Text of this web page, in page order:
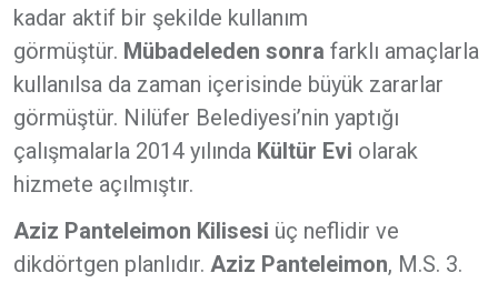
kadar aktif bir şekilde kullanım
görmüştür. Mübadeleden sonra farklı amaçlarla
kullanılsa da zaman içerisinde büyük zararlar
görmüştür. Nilüfer Belediyesi’nin yaptığı
çalışmalarla 2014 yılında Kültür Evi olarak
hizmete açılmıştır.
Aziz Panteleimon Kilisesi üç neflidir ve
dikdörtgen planlıdır. Aziz Panteleimon, M.S. 3.